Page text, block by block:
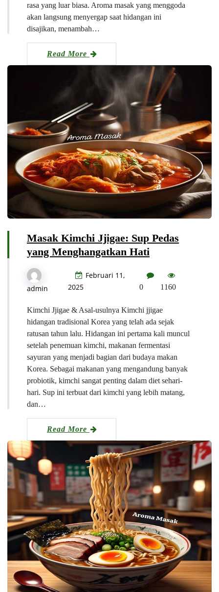
rasa yang luar biasa. Aroma masak yang menggoda
akan langsung menyergap saat hidangan ini
disajikan, menambah…
Read More
Masak Kimchi Jjigae: Sup Pedas
yang Menghangatkan Hati
admin
Februari 11,
2025
0 1160
Kimchi Jjigae & Asal-usulnya Kimchi jjigae
hidangan tradisional Korea yang telah ada sejak
ratusan tahun lalu. Hidangan ini pertama kali muncul
setelah penemuan kimchi, makanan fermentasi
sayuran yang menjadi bagian dari budaya makan
Korea. Sebagai makanan yang mengandung banyak
probiotik, kimchi sangat penting dalam diet sehari-
hari. Sup ini terbuat dari kimchi yang lebih matang,
dan…
Read More